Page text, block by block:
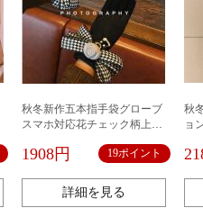
秋冬新作五本指手袋グローブ
スマホ対応花チェック柄上品
1908円 19ポイント
詳細を見る
秋
ョ